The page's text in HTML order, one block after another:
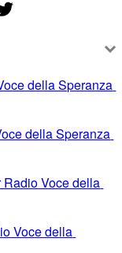
della Speranza
della Speranza
Radio Voce della
Voce della